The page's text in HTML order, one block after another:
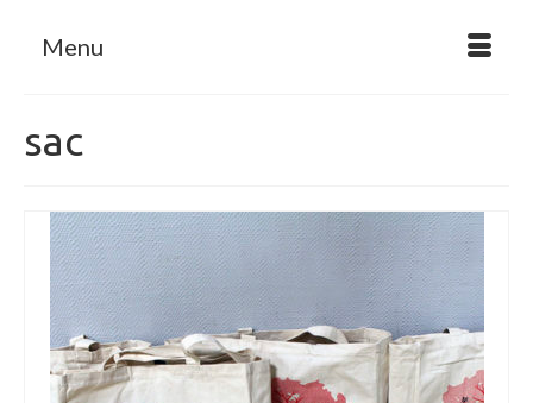
Menu
sac